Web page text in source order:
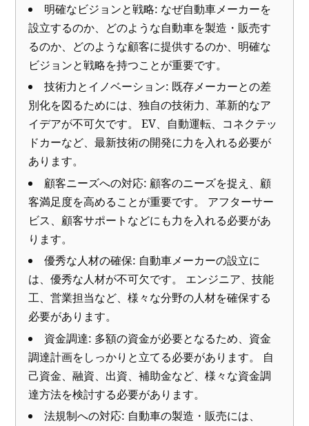
明確なビジョンと戦略: なぜ自動車メーカーを
設立するのか、どのような自動車を製造・販売す
るのか、どのような顧客に提供するのか、明確な
ビジョンと戦略を持つことが重要です。
技術力とイノベーション: 既存メーカーとの差
別化を図るためには、独自の技術力、革新的なア
イデアが不可欠です。 EV、自動運転、コネクテッ
ドカーなど、最新技術の開発に力を入れる必要が
あります。
顧客ニーズへの対応: 顧客のニーズを捉え、顧
客満足度を高めることが重要です。 アフターサー
ビス、顧客サポートなどにも力を入れる必要があ
ります。
優秀な人材の確保: 自動車メーカーの設立に
は、優秀な人材が不可欠です。 エンジニア、技能
工、営業担当など、様々な分野の人材を確保する
必要があります。
資金調達: 多額の資金が必要となるため、資金
調達計画をしっかりと立てる必要があります。 自
己資金、融資、出資、補助金など、様々な資金調
達方法を検討する必要があります。
法規制への対応: 自動車の製造・販売には、